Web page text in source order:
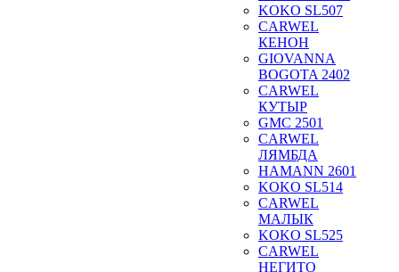
KOKO SL507
CARWEL
КЕНОН
GIOVANNA
BOGOTA 2402
CARWEL
КУТЫР
GMC 2501
CARWEL
ЛЯМБДА
HAMANN 2601
KOKO SL514
CARWEL
МАЛЫК
KOKO SL525
CARWEL
НЕГИТО